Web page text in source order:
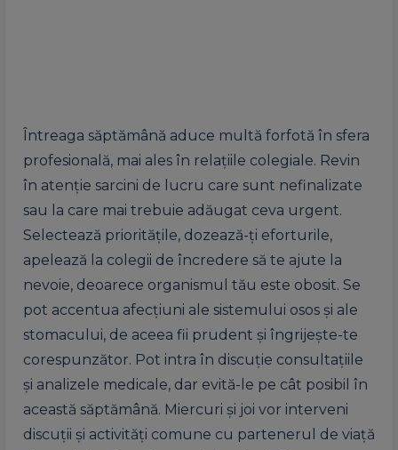
Întreaga săptămână aduce multă forfotă în sfera
profesională, mai ales în relațiile colegiale. Revin
în atenție sarcini de lucru care sunt nefinalizate
sau la care mai trebuie adăugat ceva urgent.
Selectează prioritățile, dozează-ți eforturile,
apelează la colegii de încredere să te ajute la
nevoie, deoarece organismul tău este obosit. Se
pot accentua afecțiuni ale sistemului osos și ale
stomacului, de aceea fii prudent și îngrijește-te
corespunzător. Pot intra în discuție consultațiile
și analizele medicale, dar evită-le pe cât posibil în
această săptămână. Miercuri și joi vor interveni
discuții și activități comune cu partenerul de viață